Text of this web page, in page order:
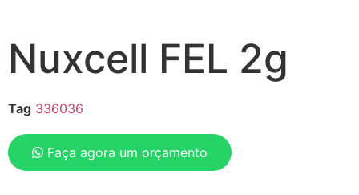
Nuxcell FEL 2g
Tag 336036
Faça agora um orçamento